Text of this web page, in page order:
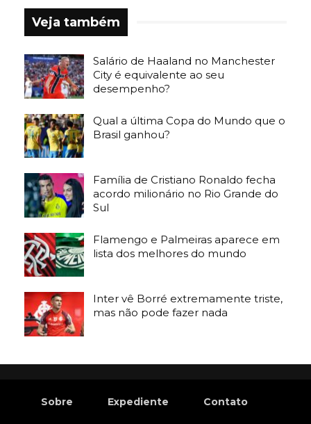
Veja também
Salário de Haaland no Manchester
City é equivalente ao seu
desempenho?
Qual a última Copa do Mundo que o
Brasil ganhou?
Família de Cristiano Ronaldo fecha
acordo milionário no Rio Grande do
Sul
Flamengo e Palmeiras aparece em
lista dos melhores do mundo
Inter vê Borré extremamente triste,
mas não pode fazer nada
Sobre Expediente Contato